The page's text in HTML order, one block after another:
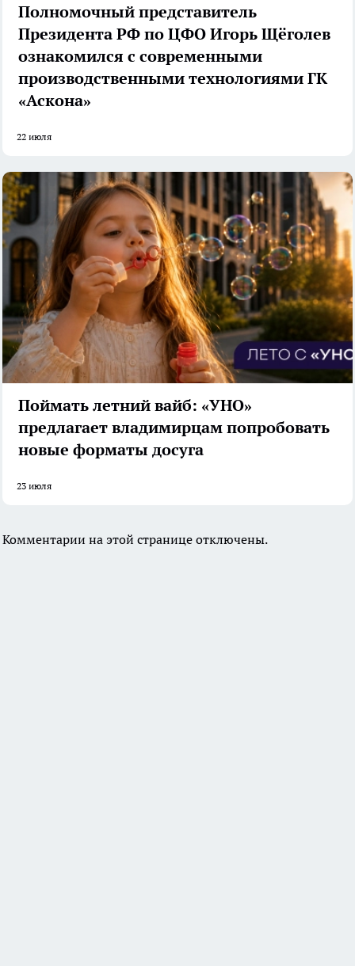
Полномочный представитель
Президента РФ по ЦФО Игорь Щёголев
ознакомился с современными
производственными технологиями ГК
«Аскона»
22 июля
Поймать летний вайб: «УНО»
предлагает владимирцам попробовать
новые форматы досуга
23 июля
Комментарии на этой странице отключены.